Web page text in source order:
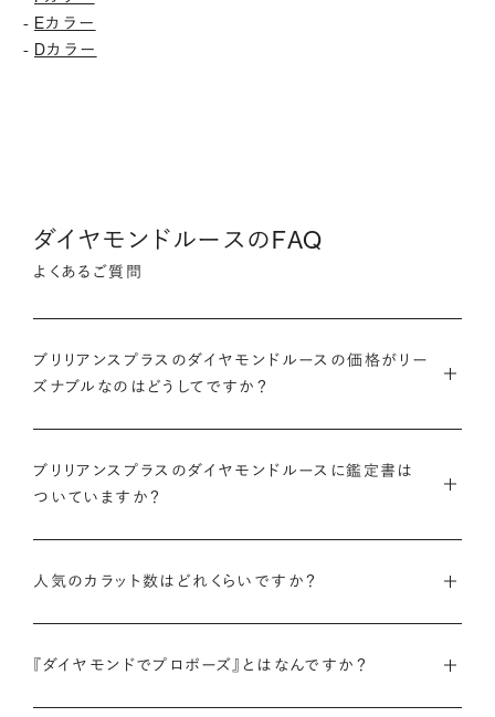
- Eカラー
- Dカラー
ダイヤモンドルースのFAQ
よくあるご質問
ブリリアンスプラスのダイヤモンドルースの価格がリー
ズナブルなのはどうしてですか？
お届けすることで、中間マージンを大幅に省き、最適な価格と豊
富なバリエーションを実現しています。
想いを託すのにふさわしい高品質な輝きを、多くの方にご提供
ブリリアンスプラスのダイヤモンドルースに鑑定書は
ついていますか？
大手鑑定機関（第三者鑑定機関）が発行した鑑定書（ダイヤモン
さらに、ブリリアンスプラスでは自社で検査を実施し、独自に設
人気のカラット数はどれくらいですか？
さを兼ね備えた0.300〜0.399カラットが人気ですが、最近で
『ダイヤモンドでプロポーズ』とはなんですか？